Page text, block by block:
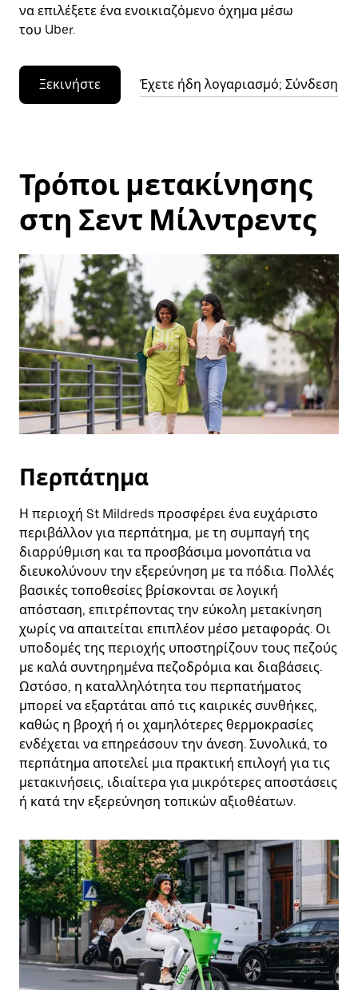
να επιλέξετε ένα ενοικιαζόμενο όχημα μέσω
του Uber.
Ξεκινήστε Έχετε ήδη λογαριασμό; Σύνδεση
Τρόποι μετακίνησης
στη Σεντ Μίλντρεντς
Περπάτημα
Η περιοχή St Mildreds προσφέρει ένα ευχάριστο
περιβάλλον για περπάτημα, με τη συμπαγή της
διαρρύθμιση και τα προσβάσιμα μονοπάτια να
διευκολύνουν την εξερεύνηση με τα πόδια. Πολλές
βασικές τοποθεσίες βρίσκονται σε λογική
απόσταση, επιτρέποντας την εύκολη μετακίνηση
χωρίς να απαιτείται επιπλέον μέσο μεταφοράς. Οι
υποδομές της περιοχής υποστηρίζουν τους πεζούς
με καλά συντηρημένα πεζοδρόμια και διαβάσεις.
Ωστόσο, η καταλληλότητα του περπατήματος
μπορεί να εξαρτάται από τις καιρικές συνθήκες,
καθώς η βροχή ή οι χαμηλότερες θερμοκρασίες
ενδέχεται να επηρεάσουν την άνεση. Συνολικά, το
περπάτημα αποτελεί μια πρακτική επιλογή για τις
μετακινήσεις, ιδιαίτερα για μικρότερες αποστάσεις
ή κατά την εξερεύνηση τοπικών αξιοθέατων.